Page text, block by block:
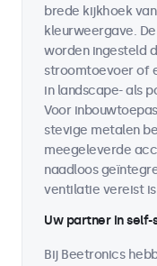
brede kijkhoek
kleurweergave.
worden ingesteld
stroomtoevoer of
in landscape- als
Voor
stevige metalen
meegeleverde
naadloos
ventilatie vereist
Uw partner in self-
Bij Beetronics